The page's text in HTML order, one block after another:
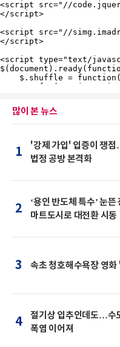
많이 본 뉴스
1
'강제 가입' 입증이 쟁
법정 공방 본격화
2
‘용인 반도체 특수’ 눈
마트도시로 대전환 시동
3 속초 청호해수욕장 영화
4
절기상 입추인데도…수
폭염 이어져